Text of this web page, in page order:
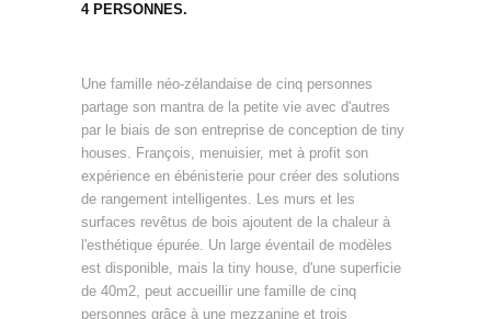
4 PERSONNES.
Une famille néo-zélandaise de cinq personnes
partage son mantra de la petite vie avec d'autres
par le biais de son entreprise de conception de tiny
houses. François, menuisier, met à profit son
expérience en ébénisterie pour créer des solutions
de rangement intelligentes. Les murs et les
surfaces revêtus de bois ajoutent de la chaleur à
l'esthétique épurée. Un large éventail de modèles
est disponible, mais la tiny house, d'une superficie
de 40m2, peut accueillir une famille de cinq
personnes grâce à une mezzanine et trois